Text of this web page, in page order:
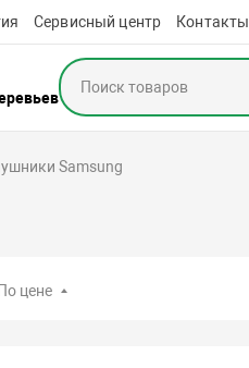
Сервисный центр Контакты
Samsung
цене